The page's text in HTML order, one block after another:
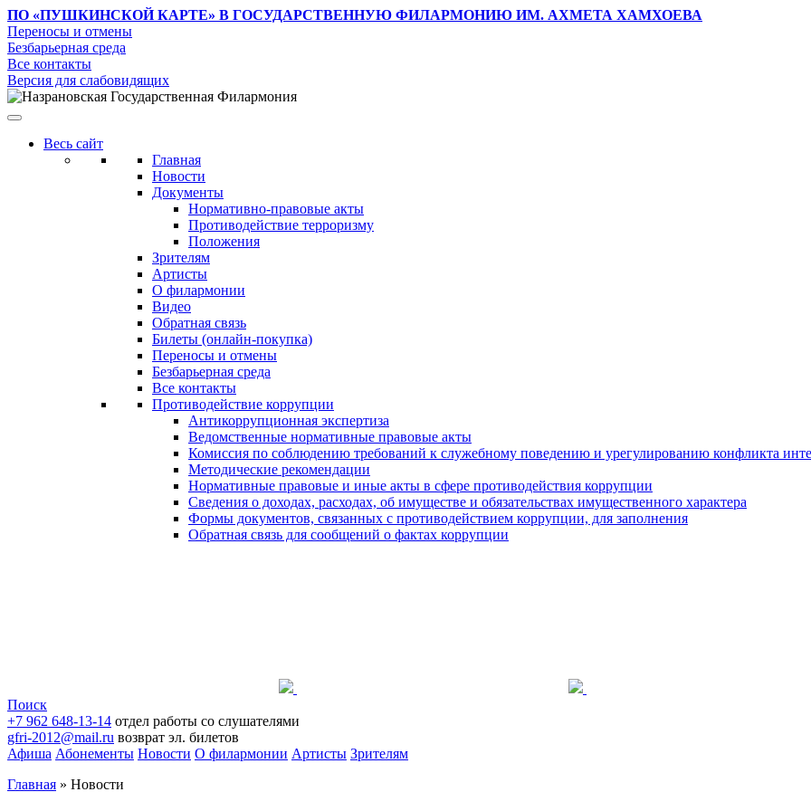
ПО «ПУШКИНСКОЙ КАРТЕ» В ГОСУДАРСТВЕННУЮ ФИЛАРМОНИЮ ИМ. АХМЕТА ХАМХОЕВА
Переносы и отмены
Безбарьерная среда
Все контакты
Версия для слабовидящих
Весь сайт
Главная
Новости
Документы
Нормативно-правовые акты
Противодействие терроризму
Положения
Зрителям
Артисты
О филармонии
Видео
Обратная связь
Билеты (онлайн-покупка)
Переносы и отмены
Безбарьерная среда
Все контакты
Противодействие коррупции
Антикоррупционная экспертиза
Ведомственные нормативные правовые акты
Комиссия по соблюдению требований к служебному поведению и урегулированию конфликта
Методические рекомендации
Нормативные правовые и иные акты в сфере противодействия коррупции
Сведения о доходах, расходах, об имуществе и обязательствах имущественного характера
Формы документов, связанных с противодействием коррупции, для заполнения
Обратная связь для сообщений о фактах коррупции
Поиск
+7 962 648-13-14 отдел работы со слушателями
gfri-2012@mail.ru возврат эл. билетов
Афиша Абонементы Новости О филармонии Артисты Зрителям
Главная » Новости